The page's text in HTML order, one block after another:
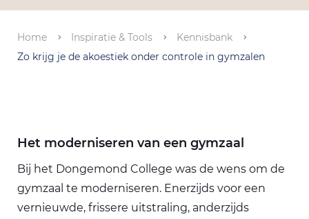
Home Inspiratie & Tools
Kennisbank
Zo krijg je de akoestiek onder controle in gymzalen
Het moderniseren van een gymzaal
Bij het Dongemond College was de wens om de
gymzaal te moderniseren. Enerzijds voor een
vernieuwde, frissere uitstraling, anderzijds